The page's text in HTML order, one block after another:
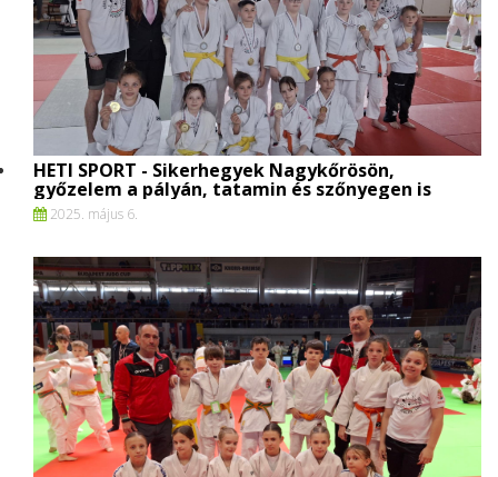
HETI SPORT - Sikerhegyek Nagykőrösön,
győzelem a pályán, tatamin és szőnyegen is
2025. május 6.